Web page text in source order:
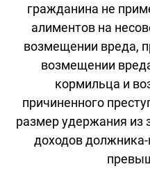
гражданина не
алиментов на
возмещении вреда,
возмещении
кормильца и
причиненного
размер удержания из
доходов